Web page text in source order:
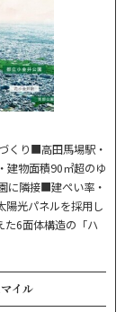
くり■高田馬場駅・
建物面積90㎡超のゆ
に隣接■建ぺい率・
光パネルを採用し
た6面体構造の「ハ
イル